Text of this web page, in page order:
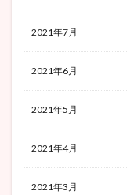
2021年7月
2021年6月
2021年5月
2021年4月
2021年3月